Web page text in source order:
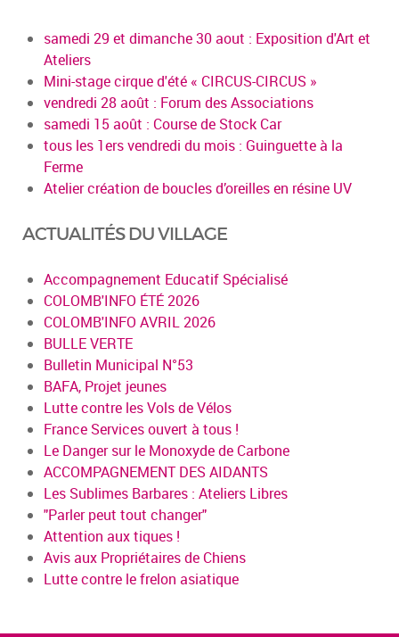
samedi 29 et dimanche 30 aout : Exposition d'Art et
Ateliers
Mini-stage cirque d'été « CIRCUS-CIRCUS »
vendredi 28 août : Forum des Associations
samedi 15 août : Course de Stock Car
tous les 1ers vendredi du mois : Guinguette à la
Ferme
Atelier création de boucles d’oreilles en résine UV
ACTUALITÉS DU VILLAGE
Accompagnement Educatif Spécialisé
COLOMB'INFO ÉTÉ 2026
COLOMB'INFO AVRIL 2026
BULLE VERTE
Bulletin Municipal N°53
BAFA, Projet jeunes
Lutte contre les Vols de Vélos
France Services ouvert à tous !
Le Danger sur le Monoxyde de Carbone
ACCOMPAGNEMENT DES AIDANTS
Les Sublimes Barbares : Ateliers Libres
"Parler peut tout changer"
Attention aux tiques !
Avis aux Propriétaires de Chiens
Lutte contre le frelon asiatique